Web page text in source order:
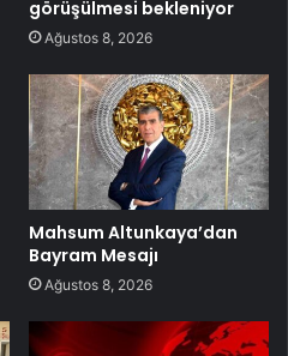
görüşülmesi bekleniyor
Ağustos 8, 2026
Mahsum Altunkaya’dan
Bayram Mesajı
Ağustos 8, 2026